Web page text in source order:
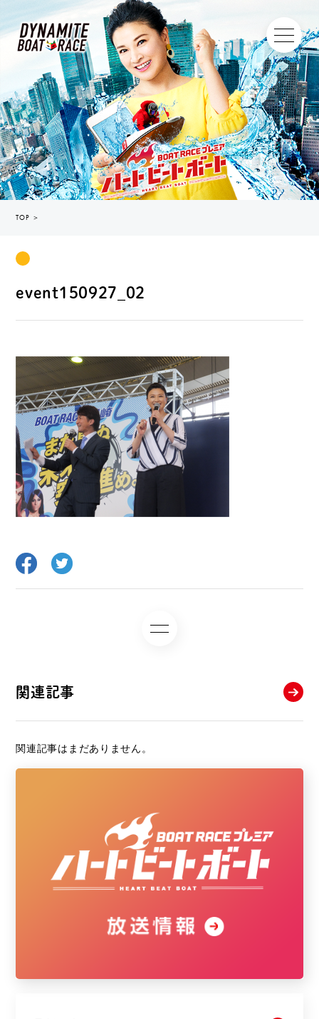
TOP ＞
event150927_02
関連記事
関連記事はまだありません。